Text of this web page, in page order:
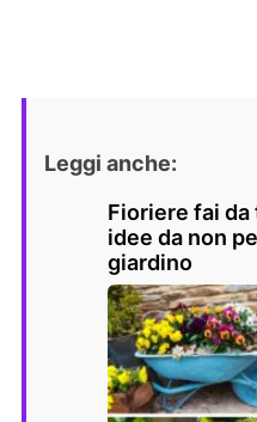
Leggi anche:
Fioriere fai
idee da non
giardino